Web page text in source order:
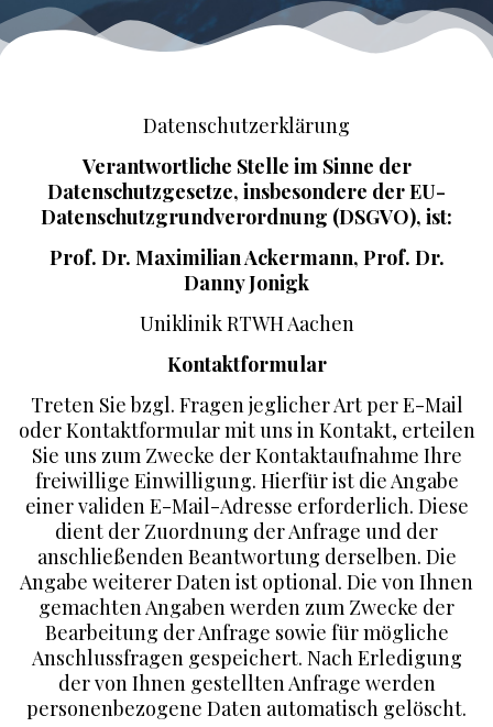
Datenschutzerklärung
Verantwortliche Stelle im Sinne der
Datenschutzgesetze, insbesondere der EU-
Datenschutzgrundverordnung (DSGVO), ist:
Prof. Dr. Maximilian Ackermann, Prof. Dr.
Danny Jonigk
Uniklinik RTWH Aachen
Kontaktformular
Treten Sie bzgl. Fragen jeglicher Art per E-Mail
oder Kontaktformular mit uns in Kontakt, erteilen
Sie uns zum Zwecke der Kontaktaufnahme Ihre
freiwillige Einwilligung. Hierfür ist die Angabe
einer validen E-Mail-Adresse erforderlich. Diese
dient der Zuordnung der Anfrage und der
anschließenden Beantwortung derselben. Die
Angabe weiterer Daten ist optional. Die von Ihnen
gemachten Angaben werden zum Zwecke der
Bearbeitung der Anfrage sowie für mögliche
Anschlussfragen gespeichert. Nach Erledigung
der von Ihnen gestellten Anfrage werden
personenbezogene Daten automatisch gelöscht.